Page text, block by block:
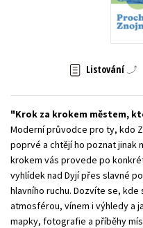
Listování
Krok za krokem městem,
Moderní průvodce pro ty, kdo
poprvé a chtějí ho poznat jinak
krokem vás provede po
vyhlídek nad Dyjí přes slavné
hlavního ruchu. Dozvíte se, kde
atmosférou, vínem i výhledy a
mapky, fotografie a příběhy